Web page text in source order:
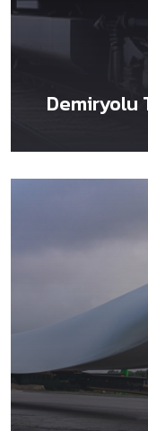
Demiryolu